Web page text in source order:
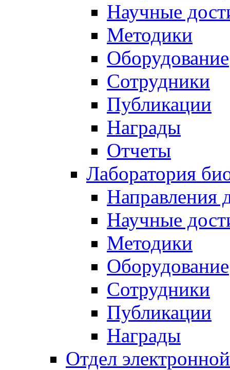
Научные
Методики
Оборудование
Сотрудники
Публикации
Награды
Отчеты
Лаборатория
Направления
Научные
Методики
Оборудование
Сотрудники
Публикации
Награды
Отдел